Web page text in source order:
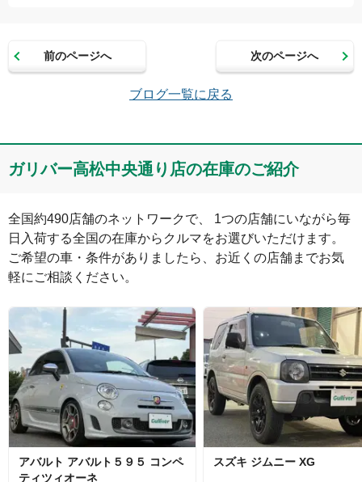
メールアドレス（半角英数）
コメント
絵文字は投稿時に削除します 文字/140文字
Captcha
前のページへ 次のページへ
ブログ一覧に戻る
ガリバー高松中央通り店の在庫のご紹介
全国約490店舗のネットワークで、 1つの店舗にいながら毎
日入荷する全国の在庫からクルマをお選びいただけます。
ご希望の車・条件がありましたら、お近くの店舗までお気
軽にご相談ください。
アバルト アバルト５９５ コンペ
ティツィオーネ
スズキ ジムニー XG